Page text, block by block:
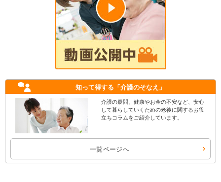
知って得する 「介護のそなえ」
介護の疑問、健康やお金の不安など、安心
して暮らしていくための老後に関するお役
立ちコラムをご紹介しています。
一覧ページへ